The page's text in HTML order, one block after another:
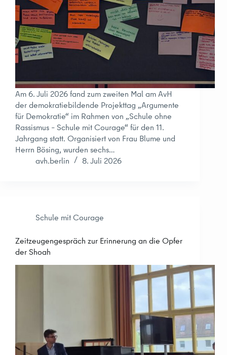
Am 6. Juli 2026 fand zum zweiten Mal am AvH
der demokratiebildende Projekttag „Argumente
für Demokratie“ im Rahmen von „Schule ohne
Rassismus – Schule mit Courage“ für den 11.
Jahrgang statt. Organisiert von Frau Blume und
Herrn Bösing, wurden sechs…
avh.berlin
8. Juli 2026
Schule mit Courage
Zeitzeugengespräch zur Erinnerung an die Opfer
der Shoah